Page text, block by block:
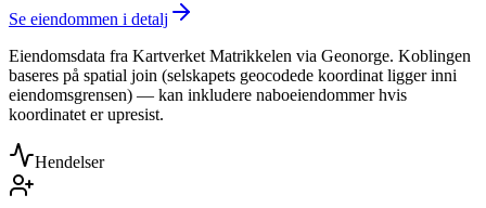
Se eiendommen i detalj
Eiendomsdata fra Kartverket Matrikkelen via Geonorge. Koblingen
baseres på spatial join (selskapets geocodede koordinat ligger inni
eiendomsgrensen) — kan inkludere naboeiendommer hvis
koordinatet er upresist.
Hendelser